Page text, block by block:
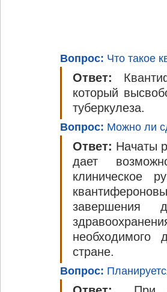
Вопрос: Что такое
Ответ:
который
туберкулеза.
Вопрос: Можно ли
Ответ: Начаты
дает
клиническое
завершения
необходимого
стране.
Вопрос: